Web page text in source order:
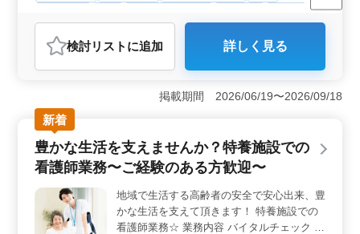
アルバイト・パート
おすすめポイント
＜働きやすさ＞ 駅から徒歩9分という好立地でありなが
ら、お休みもしっかり取れる環境が整っています。週休2
日制や残業が少なめという条件が、仕事とプライベート
のバランスを保ちやすくしています。また、夜勤手当も
あるので、労働条件面でも働きやすさが高いです。
＜キャリアチャンス＞ 50代以上の経験豊富な看護師が
活躍中の施設での勤務は、新たなキャリアチャンスを提
やスキルを磨き、安定したキャリアを築くことができま
す。 ＜福利厚生＞ 福利厚生が充実しており、安心
して働ける環境が整っています。給与面や健康保険、労
検討リスト に追加 詳しく見る
掲載期間 2026/06/19〜2026/09/18
新着
豊かな生活を支えませんか？特養施設での
看護師業務〜ご経験のある方歓迎〜
地域で生活する高齢者の安全で安心出来、豊
かな生活を支えて頂きます！ 特養施設での
看護師業務☆ 業務内容 バイタルチェック 簡